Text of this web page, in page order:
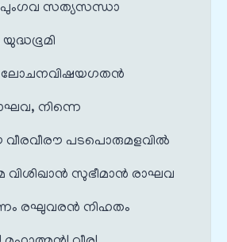
സത്യസന്ധാ
യുദ്ധഭൂമി
ലോചനവിഷയഗതൻ
നിന്നെ
വീരവീരൗ പടപൊരുമളവിൽ
വിശിഖാൻ സുഭീമാൻ രാഘവ
രഘുവരൻ നിഹതം